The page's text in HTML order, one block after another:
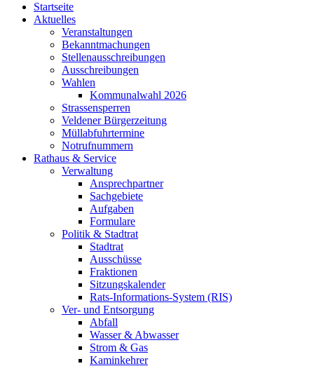
Startseite
Aktuelles
Veranstaltungen
Bekanntmachungen
Stellenausschreibungen
Ausschreibungen
Wahlen
Kommunalwahl 2026
Strassensperren
Veldener Bürgerzeitung
Müllabfuhrtermine
Notrufnummern
Rathaus & Service
Verwaltung
Ansprechpartner
Sachgebiete
Aufgaben
Formulare
Politik & Stadtrat
Stadtrat
Ausschüsse
Fraktionen
Sitzungskalender
Rats-Informations-System (RIS)
Ver- und Entsorgung
Abfall
Wasser & Abwasser
Strom & Gas
Kaminkehrer